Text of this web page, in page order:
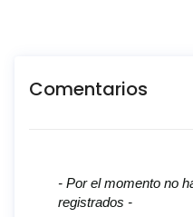
Comentarios
- Por el momento no
registrados -
New content